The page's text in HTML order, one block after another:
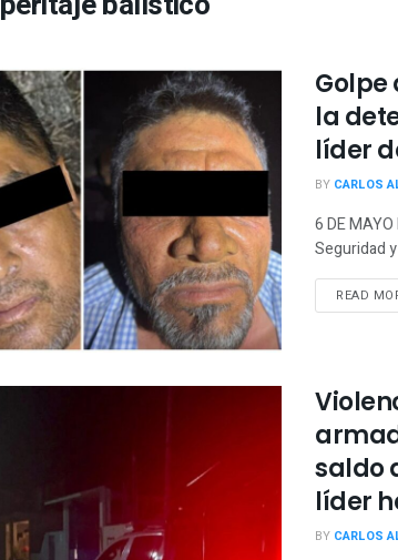
la
líder
BY CARLOS
6 DE
Seguridad
READ
saldo
líder
BY CARLOS